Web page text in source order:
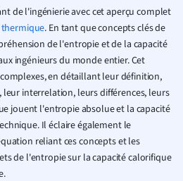
de l'ingénierie avec cet aperçu complet
. En tant que concepts clés de
de l'entropie et de la capacité
ingénieurs du monde entier. Cet
en détaillant leur définition,
interrelation, leurs différences, leurs
jouent l'entropie absolue et la capacité
Il éclaire également le
reliant ces concepts et les
de l'entropie sur la capacité calorifique